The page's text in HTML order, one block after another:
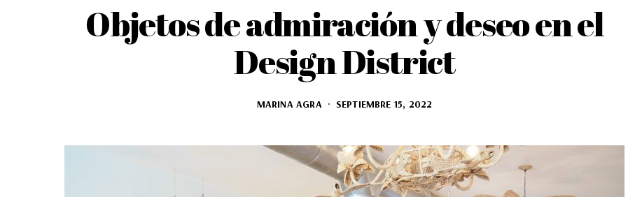
Objetos de admiración y deseo en el
Design District
MARINA AGRA SEPTIEMBRE 15, 2022